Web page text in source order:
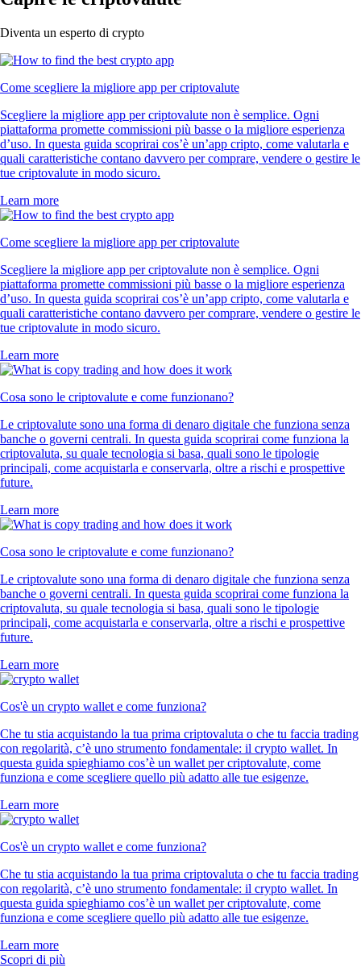
Diventa un esperto di crypto
Come scegliere la migliore app per criptovalute
Scegliere la migliore app per criptovalute non è semplice. Ogni
piattaforma promette commissioni più basse o la migliore esperienza
d’uso. In questa guida scoprirai cos’è un’app cripto, come valutarla e
quali caratteristiche contano davvero per comprare, vendere o gestire le
tue criptovalute in modo sicuro.
Learn more
Come scegliere la migliore app per criptovalute
Scegliere la migliore app per criptovalute non è semplice. Ogni
piattaforma promette commissioni più basse o la migliore esperienza
d’uso. In questa guida scoprirai cos’è un’app cripto, come valutarla e
quali caratteristiche contano davvero per comprare, vendere o gestire le
tue criptovalute in modo sicuro.
Learn more
Cosa sono le criptovalute e come funzionano?
Le criptovalute sono una forma di denaro digitale che funziona senza
banche o governi centrali. In questa guida scoprirai come funziona la
criptovaluta, su quale tecnologia si basa, quali sono le tipologie
principali, come acquistarla e conservarla, oltre a rischi e prospettive
future.
Learn more
Cosa sono le criptovalute e come funzionano?
Le criptovalute sono una forma di denaro digitale che funziona senza
banche o governi centrali. In questa guida scoprirai come funziona la
criptovaluta, su quale tecnologia si basa, quali sono le tipologie
principali, come acquistarla e conservarla, oltre a rischi e prospettive
future.
Learn more
Cos'è un crypto wallet e come funziona?
Che tu stia acquistando la tua prima criptovaluta o che tu faccia trading
con regolarità, c’è uno strumento fondamentale: il crypto wallet. In
questa guida spieghiamo cos’è un wallet per criptovalute, come
funziona e come scegliere quello più adatto alle tue esigenze.
Learn more
Cos'è un crypto wallet e come funziona?
Che tu stia acquistando la tua prima criptovaluta o che tu faccia trading
con regolarità, c’è uno strumento fondamentale: il crypto wallet. In
questa guida spieghiamo cos’è un wallet per criptovalute, come
funziona e come scegliere quello più adatto alle tue esigenze.
Learn more
Scopri di più